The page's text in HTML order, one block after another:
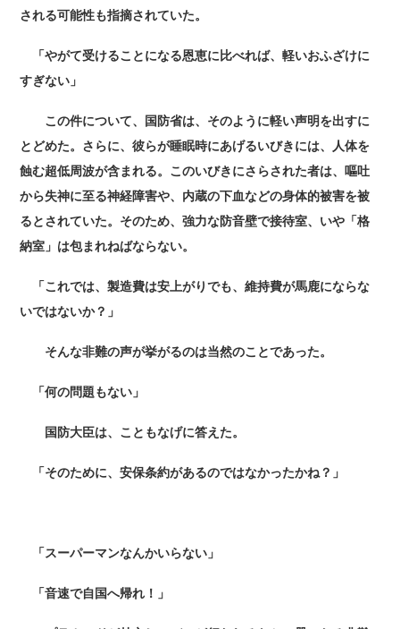
される可能性も指摘されていた。
「やがて受けることになる恩恵に比べれば、軽いおふざけに
すぎない」
この件について、国防省は、そのように軽い声明を出すに
とどめた。さらに、彼らが睡眠時にあげるいびきには、人体を
蝕む超低周波が含まれる。このいびきにさらされた者は、嘔吐
から失神に至る神経障害や、内蔵の下血などの身体的被害を被
るとされていた。そのため、強力な防音壁で接待室、いや「格
納室」は包まれねばならない。
「これでは、製造費は安上がりでも、維持費が馬鹿にならな
いではないか？」
そんな非難の声が挙がるのは当然のことであった。
「何の問題もない」
国防大臣は、こともなげに答えた。
「そのために、安保条約があるのではなかったかね？」
「スーパーマンなんかいらない」
「音速で自国へ帰れ！」